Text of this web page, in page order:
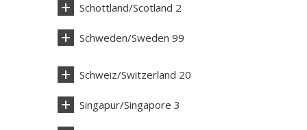
Schottland/Scotland 2
Schweden/Sweden 99
Schweiz/Switzerland 20
Singapur/Singapore 3